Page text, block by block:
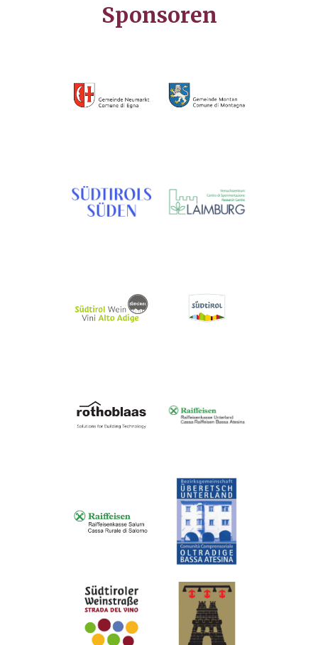
Sponsoren